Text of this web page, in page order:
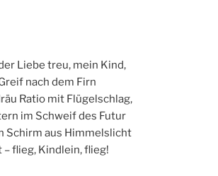
Liebe treu, mein Kind,
nach dem Firn
Ratio mit Flügelschlag,
im Schweif des Futur
Schirm aus Himmelslicht
flieg, Kindlein, flieg!